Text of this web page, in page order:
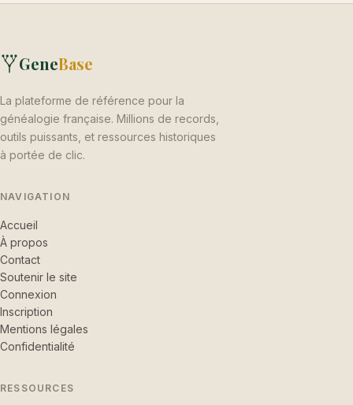
GeneBase
La plateforme de référence pour la
généalogie française. Millions de records,
outils puissants, et ressources historiques
à portée de clic.
NAVIGATION
Accueil
À propos
Contact
Soutenir le site
Connexion
Inscription
Mentions légales
Confidentialité
RESSOURCES